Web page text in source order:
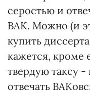
серостью и
ВАК. Можно (и
купить
кажется, кроме
твердую таксу -
отвечать